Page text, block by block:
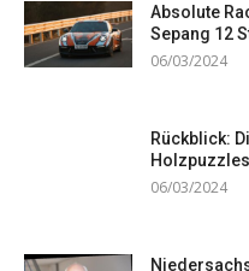
Absolute
Sepang 12
06/03/2024
Rückblick:
06/03/2024